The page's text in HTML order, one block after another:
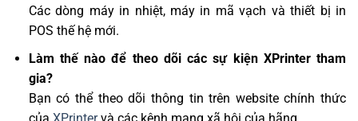
Các dòng máy in nhiệt, máy in mã vạch và thiết bị in
POS thế hệ mới.
Làm thế nào để theo dõi các sự kiện XPrinter tham
gia?
Bạn có thể theo dõi thông tin trên website chính thức